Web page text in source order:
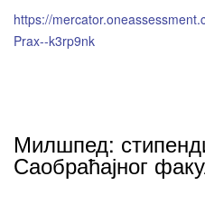
https://
Prax--k3rp9nk
Милшпед:
Саобраћајног